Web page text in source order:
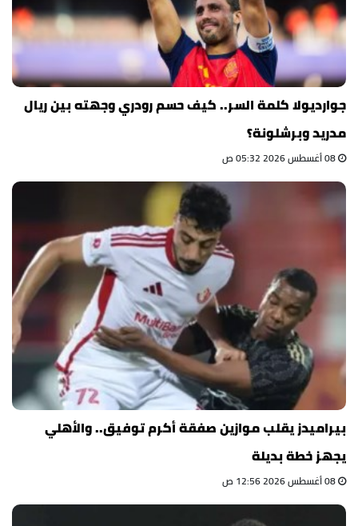
جوارديولا كلمة السر.. كيف حسم رودري وجهته بين ريال
مدريد وبرشلونة؟
بيراميدز يقلب موازين صفقة أكرم توفيق.. والأهلي
يجهز خطة بديلة